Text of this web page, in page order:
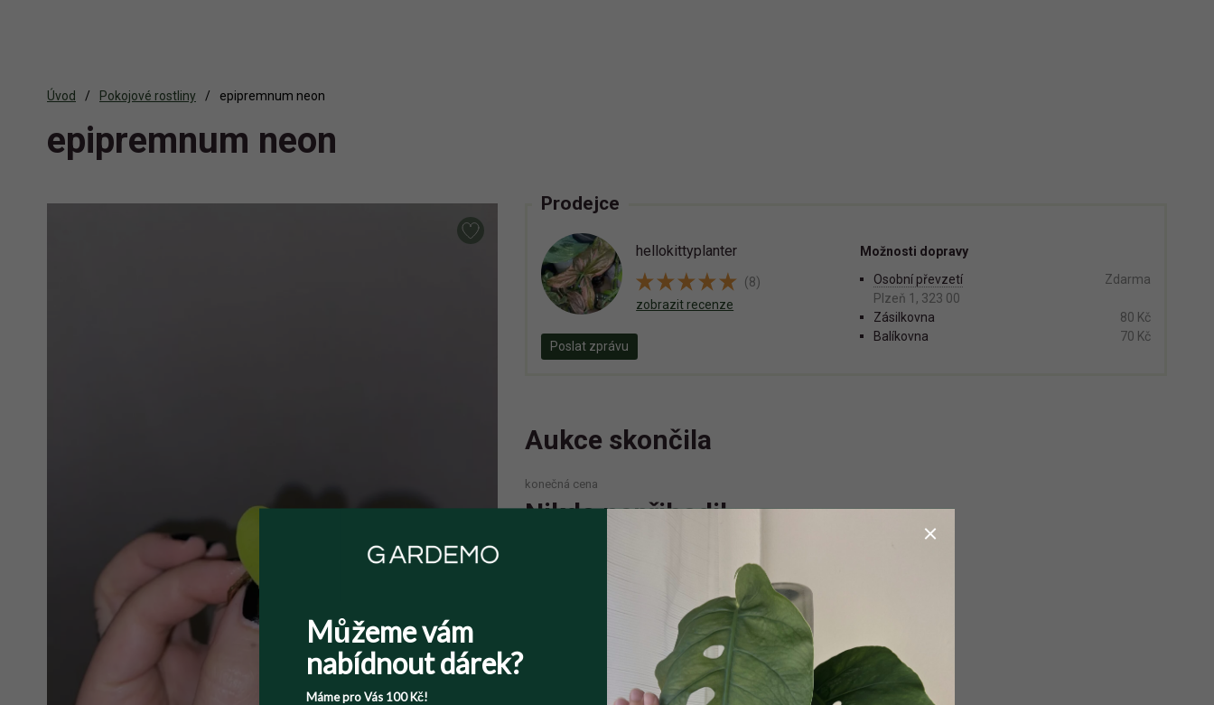
Úvod Pokojové rostliny epipremnum neon
epipremnum neon
Prodejce
hellokittyplanter
(8)
zobrazit recenze
Poslat zprávu
Možnosti dopravy
Osobní převzetí
Plzeň 1, 323 00
Zdarma
Zásilkovna
80 Kč
Balíkovna
70 Kč
Aukce skončila
konečná cena
Nikdo nepřihodil
Twitter Email
Můžeme vám
nabídnout dárek?
Máme pro Vás 100 Kč!